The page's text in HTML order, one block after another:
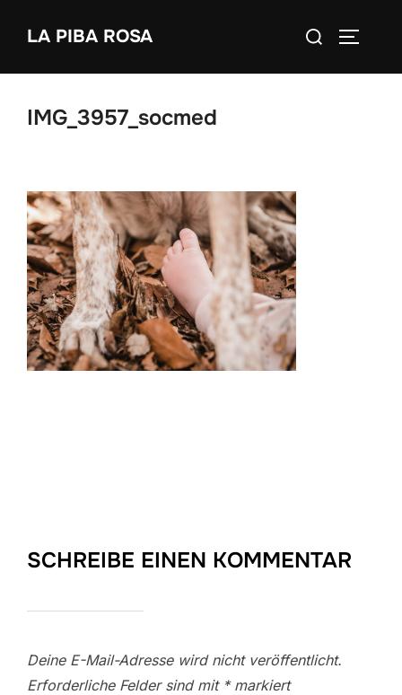
InhaltLA PIBA ROSA
Suchen
IMG_3957_socmed
SCHREIBE EINEN KOMMENTAR
Deine E-Mail-Adresse wird nicht veröffentlicht.
Erforderliche Felder sind mit *markiert